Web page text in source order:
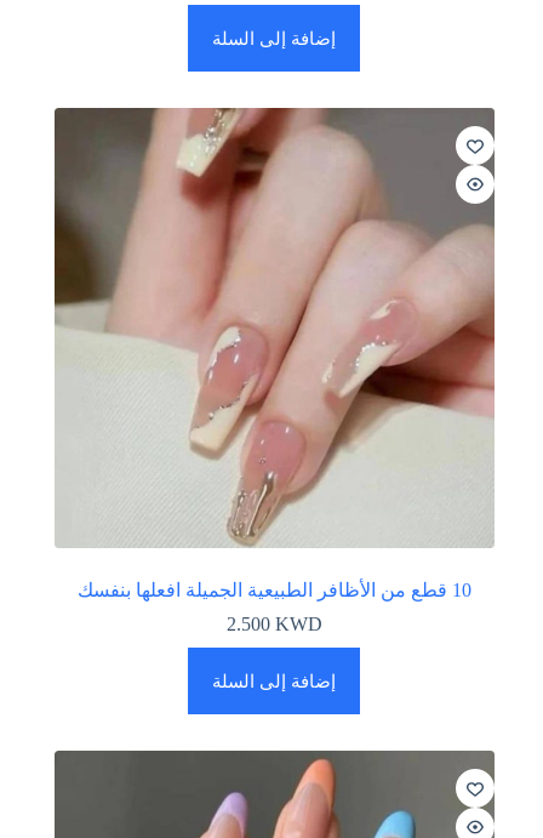
إضافة إلى السلة
10 قطع من الأظافر الطبيعية الجميلة افعلها بنفسك
2.500 KWD
إضافة إلى السلة